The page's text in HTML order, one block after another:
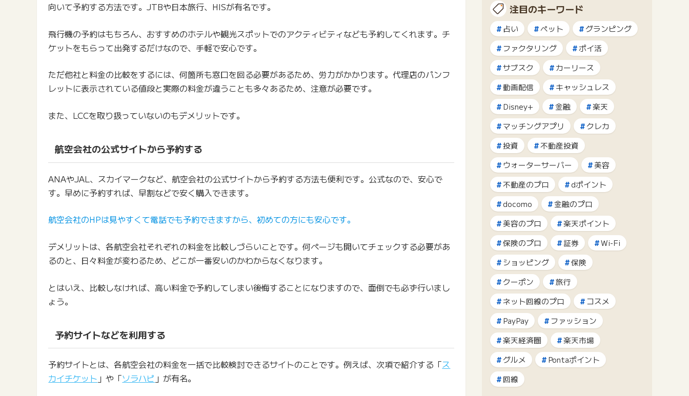
向いて予約する方法です。JTBや日本旅行、HISが有名です。
飛行機の予約はもちろん、おすすめのホテルや観光スポットでのアクティビティなども予約してくれます。チ
ケットをもらって出発するだけなので、手軽で安心です。
ただ他社と料金の比較をするには、何箇所も窓口を回る必要があるため、労力がかかります。代理店のパンフ
レットに表示されている値段と実際の料金が違うことも多々あるため、注意が必要です。
また、LCCを取り扱っていないのもデメリットです。
航空会社の公式サイトから予約する
ANAやJAL、スカイマークなど、航空会社の公式サイトから予約する方法も便利です。公式なので、安心で
す。早めに予約すれば、早割などで安く購入できます。
航空会社のHPは見やすくて電話でも予約できますから、初めての方にも安心です。
デメリットは、各航空会社それぞれの料金を比較しづらいことです。何ページも開いてチェックする必要があ
るのと、日々料金が変わるため、どこが一番安いのかわからなくなります。
とはいえ、比較しなければ、高い料金で予約してしまい後悔することになりますので、面倒でも必ず行いまし
ょう。
予約サイトなどを利用する
予約サイトとは、各航空会社の料金を一括で比較検討できるサイトのことです。例えば、次項で紹介する「ス
カイチケット 」や「ソラハピ 」が有名。
注目のキーワード
占い ペット
グランピング
ファクタリング
ポイ活
サブスク
カーリース
動画配信
キャッシュレス
Disney+
金融
楽天
マッチングアプリ
クレカ
投資
不動産投資
ウォーターサーバー
美容
不動産のプロ
dポイント
docomo
金融のプロ
美容のプロ
楽天ポイント
保険のプロ
証券
Wi-Fi
ショッピング
保険
クーポン
旅行
ネット回線のプロ
コスメ
PayPay
ファッション
楽天経済圏
楽天市場
グルメ
Pontaポイント
回線